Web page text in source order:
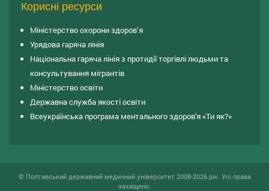
Корисні ресурси
Міністерство охорони здоров’я
Урядова гаряча лінія
Національна гаряча лінія з протидії торгівлі людьми та
консультування мiгрантiв
Міністерство освіти
Державна служба якості освіти
Всеукраїнська програма ментального здоров'я «Ти як?»
© Полтавський державний медичний університет 2008-2026 рік. Усі права
захищено.